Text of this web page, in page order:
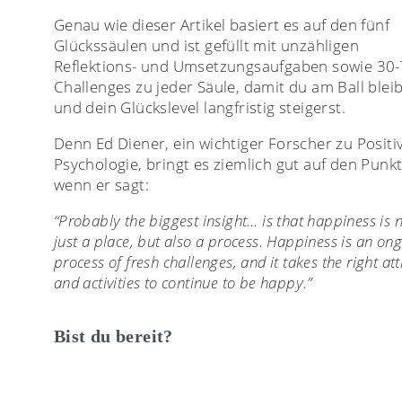
Genau wie dieser Artikel basiert es auf den fünf
Glückssäulen und ist gefüllt mit unzähligen
Reflektions- und Umsetzungsaufgaben sowie 30-
Challenges zu jeder Säule, damit du am Ball
und dein Glückslevel langfristig steigerst.
Denn Ed Diener, ein wichtiger Forscher zu
Psychologie, bringt es ziemlich gut auf den
wenn er sagt:
“Probably the biggest insight… is that happiness is
just a place, but also a process. Happiness is an
process of fresh challenges, and it takes the right
and activities to continue to be happy.”
Bist du bereit?